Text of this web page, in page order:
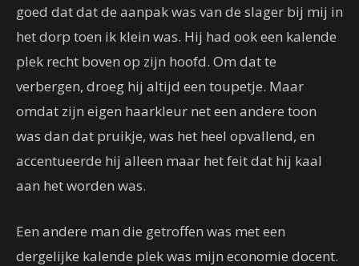
goed dat dat de aanpak was van de slager bij mij in
het dorp toen ik klein was. Hij had ook een kalende
plek recht boven op zijn hoofd. Om dat te
verbergen, droeg hij altijd een toupetje. Maar
omdat zijn eigen haarkleur net een andere toon
was dan dat pruikje, was het heel opvallend, en
accentueerde hij alleen maar het feit dat hij kaal
aan het worden was.
Een andere man die getroffen was met een
dergelijke kalende plek was mijn economie docent.